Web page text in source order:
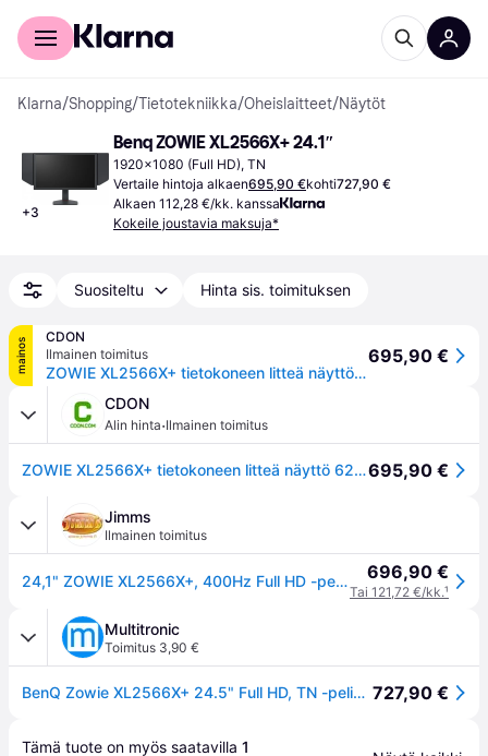
Kuluttajille
Klarna/Shopping/Tietotekniikka/Oheislaitteet/Näytöt
+3
Benq ZOWIE XL2566X+ 24.1″
1920x1080 (Full HD), TN
Vertaile hintoja alkaen695,90 €kohti727,90 €
Alkaen 112,28 €/kk. kanssa
Kokeile joustavia maksuja*
Suositeltu Hinta sis. toimituksen
mainos
CDON
Ilmainen toimitus
ZOWIE XL2566X+ tietokoneen litteä näyttö 62,2 cm (24.5") 1920 x 1080 pikseliä Full HD Musta
695,90 €
CDON
Alin hinta·Ilmainen toimitus
ZOWIE XL2566X+ tietokoneen litteä näyttö 62,2 cm (24.5") 1920 x 1080 pikseliä Full HD Musta695,90 €
Jimms
Ilmainen toimitus
24,1" ZOWIE XL2566X+, 400Hz Full HD -pelimonitori, musta 696,90 €
Tai 121,72 €/kk.¹
Multitronic
Toimitus 3,90 €
BenQ Zowie XL2566X+ 24.5" Full HD, TN -pelinäyttö 727,90 €
Tämä tuote on myös saatavilla 1